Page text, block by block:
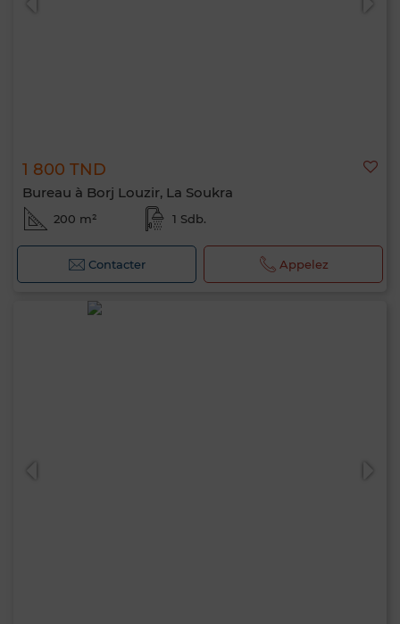
1 800 TND
Bureau à Borj Louzir, La Soukra
200 m² 1 Sdb.
Contacter Appelez